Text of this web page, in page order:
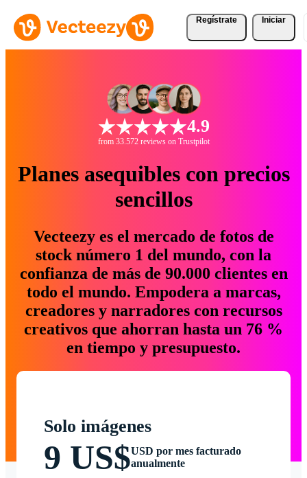
Regístrate Iniciar
4.9
from 33.572 reviews on Trustpilot
Planes asequibles con precios
sencillos
Vecteezy es el mercado de fotos de
stock número 1 del mundo, con la
confianza de más de 90.000 clientes en
todo el mundo. Empodera a marcas,
creadores y narradores con recursos
creativos que ahorran hasta un 76 %
en tiempo y presupuesto.
Solo imágenes
9 US$USD por mes facturado
anualmente